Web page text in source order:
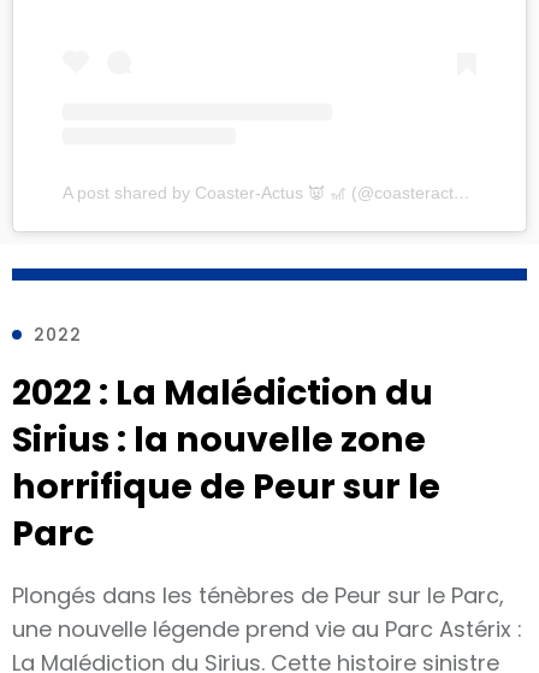
A post shared by Coaster-Actus 👿 🎢 (@coasteractus)
2022
2022 : La Malédiction du
Sirius : la nouvelle zone
horrifique de Peur sur le
Parc​
Plongés dans les ténèbres de Peur sur le Parc,
une nouvelle légende prend vie au Parc Astérix :
La Malédiction du Sirius. Cette histoire sinistre